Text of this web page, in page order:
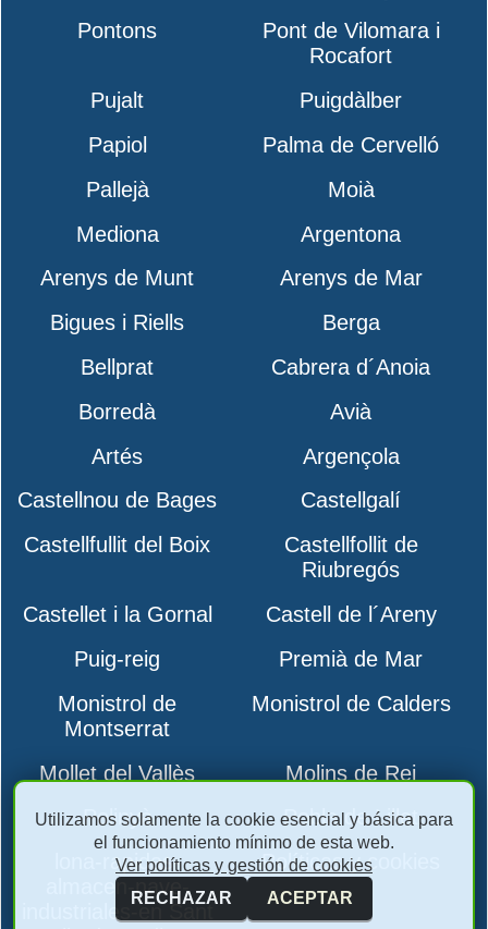
Pontons
Pont de Vilomara i
Rocafort
Pujalt
Puigdàlber
Papiol
Palma de Cervelló
Pallejà
Moià
Mediona
Argentona
Arenys de Munt
Arenys de Mar
Bigues i Riells
Berga
Bellprat
Cabrera d´Anoia
Borredà
Avià
Artés
Argençola
Castellnou de Bages
Castellgalí
Castellfullit del Boix
Castellfollit de
Riubregós
Castellet i la Gornal
Castell de l´Areny
Puig-reig
Premià de Mar
Monistrol de
Montserrat
Monistrol de Calders
Mollet del Vallès
Molins de Rei
Polinyà
Pobla de Lillet
lona-rapidas-
almacen-nave-
industriales-en Sant
Políticas y cookies
Utilizamos solamente la cookie esencial y básica para
el funcionamiento mínimo de esta web.
Ver políticas y gestión de cookies
RECHAZAR
ACEPTAR